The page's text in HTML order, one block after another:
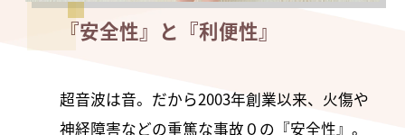
『安全性』と『利便性』
超音波は音。だから2003年創業以来、火傷や
神経障害などの重篤な事故０の『安全性』。